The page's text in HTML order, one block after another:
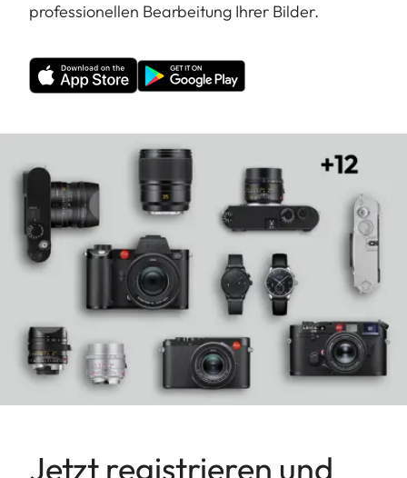
professionellen Bearbeitung Ihrer Bilder.
Jetzt registrieren und